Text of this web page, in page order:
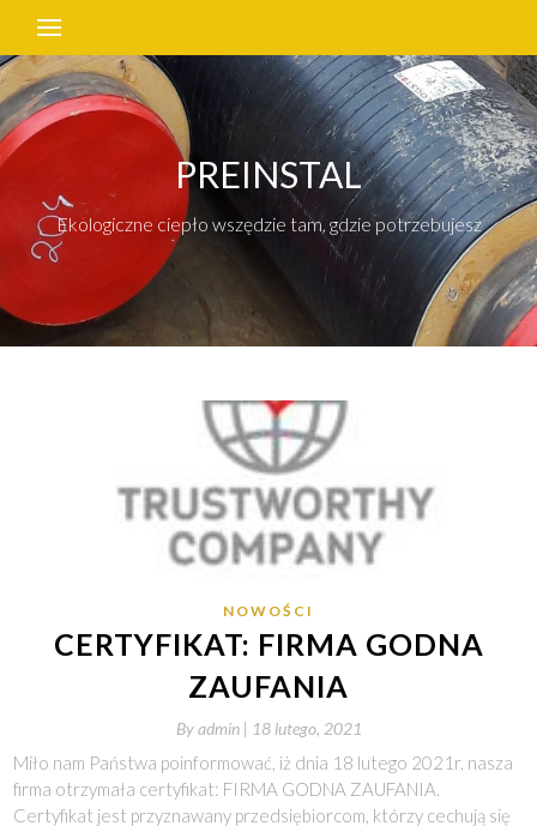
PREINSTAL
Ekologiczne ciepło wszędzie tam, gdzie potrzebujesz
NOWOŚCI
CERTYFIKAT: FIRMA GODNA
ZAUFANIA
Byadmin | 18 lutego, 2021
Miło nam Państwa poinformować, iż dnia 18 lutego 2021r. nasza
firma otrzymała certyfikat: FIRMA GODNA ZAUFANIA.
Certyfikat jest przyznawany przedsiębiorcom, którzy cechują się